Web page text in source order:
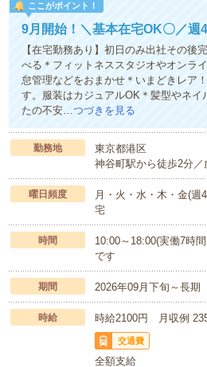
ここがポイント！
9月開始！＼基本在宅OK〇／週
【在宅勤務あり】初日のみ出社その
べる＊フィットネススタジオやオンラ
怠管理などをおまかせ＊いまどきレア
す。服装はカジュアルOK＊髪型やネ
たの不安…つづきを見る
勤務地
東京都港区
神谷町駅から徒歩2分
曜日頻度
月・火・水・木・金(
宅
時間
10:00～18:00(実働7時
です
期間 2026年09月下旬～長
時給 時給2100円 月収例
交通費
全額支給